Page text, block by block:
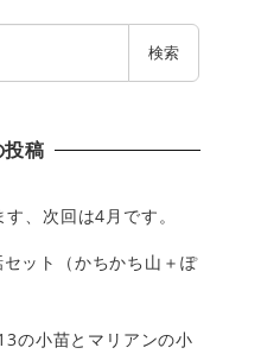
検索
稿
、次回は4月です。
ット（かちかち山＋ぽ
の小苗とマリアンの小